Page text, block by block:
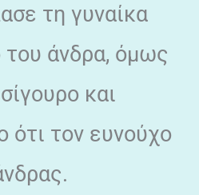
τη γυναίκα
άνδρα, όμως
και
ότι τον ευνούχο